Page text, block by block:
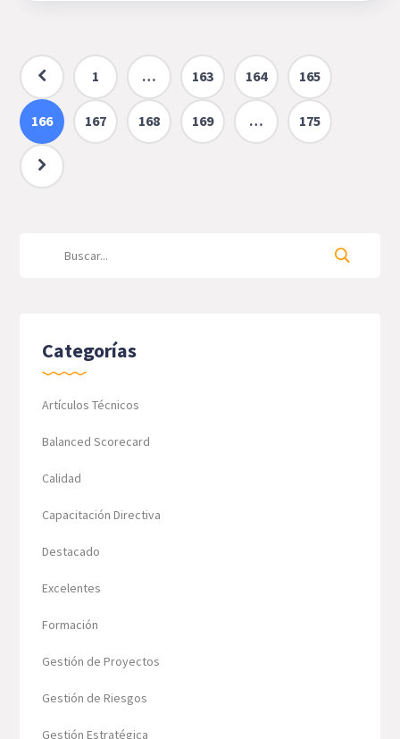
1 … 163 164 165
166 167 168 169 … 175
Categorías
Artículos Técnicos
Balanced Scorecard
Calidad
Capacitación Directiva
Destacado
Excelentes
Formación
Gestión de Proyectos
Gestión de Riesgos
Gestión Estratégica